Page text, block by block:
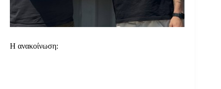
Η ανακοίνωση: